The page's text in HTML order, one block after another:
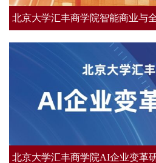
北京大学汇丰商学院智能商业与
北京大学汇丰商学院AI企业变革